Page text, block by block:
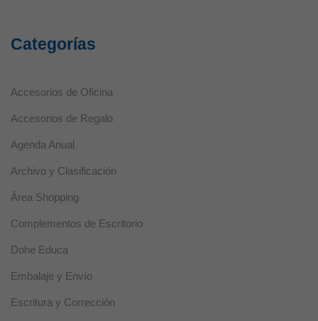
Categorías
Accesorios de Oficina
Accesorios de Regalo
Agenda Anual
Archivo y Clasificación
Área Shopping
Complementos de Escritorio
Dohe Educa
Embalaje y Envío
Escritura y Corrección